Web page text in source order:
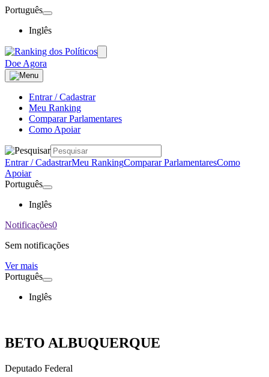
Português
Inglês
Doe Agora
Entrar / Cadastrar
Meu Ranking
Comparar Parlamentares
Como Apoiar
Entrar / CadastrarMeu RankingComparar ParlamentaresComo
Apoiar
Português
Inglês
Notificações0
Sem notificações
Ver mais
Português
Inglês
BETO ALBUQUERQUE
Deputado Federal